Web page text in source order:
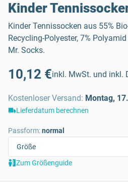
Kinder
Kinder Tennissocken aus 55%
Recycling-Polyester, 7%
Mr. Socks.
10,12 €inkl. MwSt. und inkl.
Kostenloser Versand: Montag,
Lieferdatum berechnen
Passform:normal
Zum Größenguide